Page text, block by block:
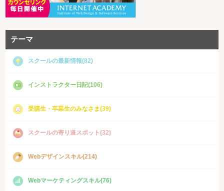
テーマ
スクールの最新情報(82)
インストラクター日記(106)
受講生・卒業生のみなさま(39)
スクールの寄り道スポット(32)
Webデザインスキル(214)
Webマーケティングスキル(76)